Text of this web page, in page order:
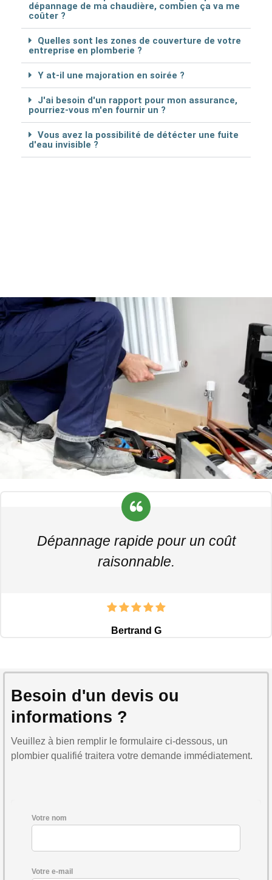
dépannage de ma chaudière, combien ça va me
coûter ?
Quelles sont les zones de couverture de votre
entreprise en plomberie ?
Y at-il une majoration en soirée ?
J'ai besoin d'un rapport pour mon assurance,
pourriez-vous m'en fournir un ?
Vous avez la possibilité de détécter une fuite
d'eau invisible ?
Dépannage rapide pour un coût
raisonnable.
Bertrand G
Besoin d'un devis ou
informations ?
Veuillez à bien remplir le formulaire ci-dessous, un
plombier qualifié traitera votre demande immédiatement.
Votre nom
Votre e-mail